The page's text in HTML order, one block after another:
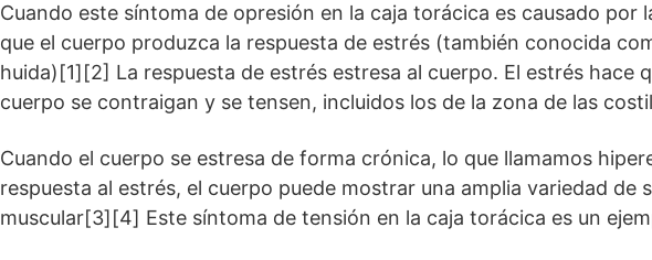
Cuando este síntoma de opresión en la caja torácica es causado por
que el cuerpo produzca la respuesta de estrés (también conocida
huida)[1][2] La respuesta de estrés estresa al cuerpo. El estrés hace
cuerpo se contraigan y se tensen, incluidos los de la zona de las
Cuando el cuerpo se estresa de forma crónica, lo que llamamos
respuesta al estrés, el cuerpo puede mostrar una amplia variedad de
muscular[3][4] Este síntoma de tensión en la caja torácica es un